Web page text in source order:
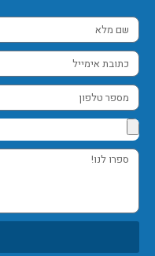
שם
מלא
כתובת
אימייל
מספר
טלפון
ספרו